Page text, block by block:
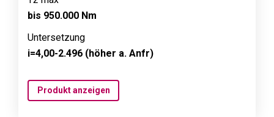
bis 950.000 Nm
Untersetzung
i=4,00-2.496 (höher a. Anfr)
Produkt anzeigen